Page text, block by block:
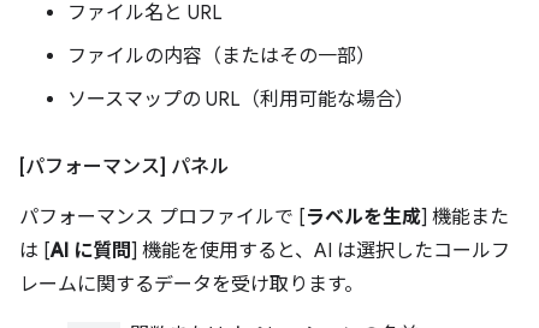
ファイル名と URL
ファイルの内容（またはその一部）
ソースマップの URL（利用可能な場合）
[パフォーマンス] パネル
パフォーマンス プロファイルで [ラベルを生成] 機能また
は [AI に質問] 機能を使用すると、AI は選択したコールフ
レームに関するデータを受け取ります。